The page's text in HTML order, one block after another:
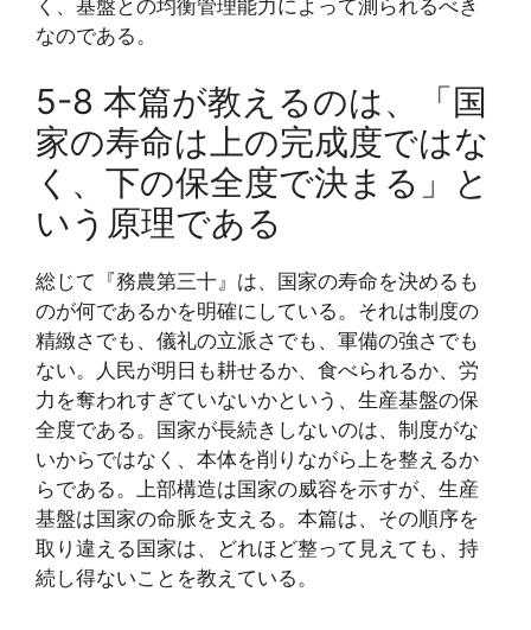
く、基盤との均衡管理能力によって測られるべき
なのである。
5-8 本篇が教えるのは、「国
家の寿命は上の完成度ではな
く、下の保全度で決まる」と
いう原理である
総じて『務農第三十』は、国家の寿命を決めるも
のが何であるかを明確にしている。それは制度の
精緻さでも、儀礼の立派さでも、軍備の強さでも
ない。人民が明日も耕せるか、食べられるか、労
力を奪われすぎていないかという、生産基盤の保
全度である。国家が長続きしないのは、制度がな
いからではなく、本体を削りながら上を整えるか
らである。上部構造は国家の威容を示すが、生産
基盤は国家の命脈を支える。本篇は、その順序を
取り違える国家は、どれほど整って見えても、持
続し得ないことを教えている。